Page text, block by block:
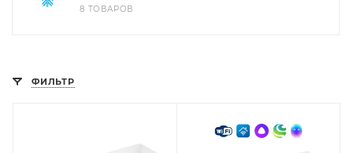
8 ТОВАРОВ
ФИЛЬТР